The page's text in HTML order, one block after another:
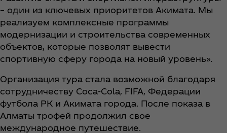
– один из ключевых приоритетов Акимата. Мы
реализуем комплексные программы
модернизации и строительства современных
объектов, которые позволят вывести
спортивную сферу города на новый уровень».
Организация тура стала возможной благодаря
сотрудничеству Coca‑Cola, FIFA, Федерации
футбола РК и Акимата города. После показа в
Алматы трофей продолжил свое
международное путешествие.